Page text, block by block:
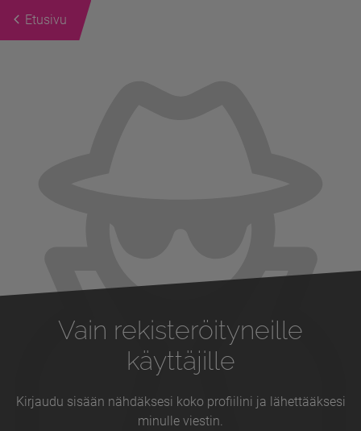
Etusivu
Vain rekisteröityneille
käyttäjille
Kirjaudu sisään nähdäksesi koko profiilini ja lähettääksesi
minulle viestin.